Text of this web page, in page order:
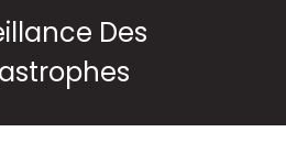
Des